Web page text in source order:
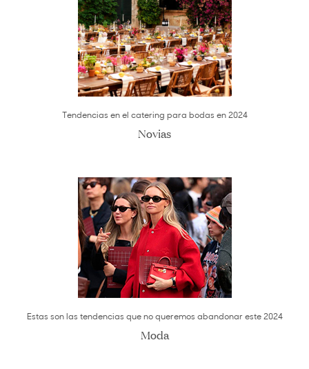
Tendencias en el catering para bodas en 2024
Novias
Estas son las tendencias que no queremos abandonar este 2024
Moda